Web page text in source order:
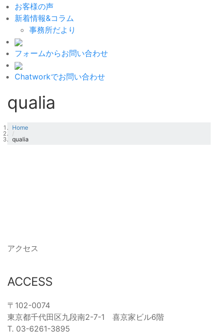
お客様の声
新着情報&コラム
事務所だより
フォームからお問い合わせ
Chatworkでお問い合わせ
qualia
Home
/
qualia
アクセス
ACCESS
〒102-0074
東京都千代田区九段南2-7-1 喜京家ビル6階
T. 03-6261-3895